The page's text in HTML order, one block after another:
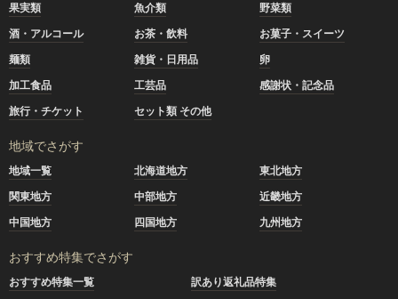
果実類
魚介類
野菜類
酒・アルコール
お茶・飲料
お菓子・スイーツ
麺類
雑貨・日用品
卵
加工食品
工芸品
感謝状・記念品
旅行・チケット
セット類 その他
地域でさがす
地域一覧 北海道地方
東北地方
関東地方
中部地方
近畿地方
中国地方
四国地方 九州地方
おすすめ特集でさがす
おすすめ特集一覧
訳あり返礼品特集